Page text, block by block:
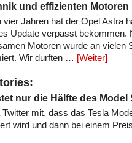
und effizienten Motoren
vier Jahren hat der Opel Astra
Update verpasst bekommen.
Motoren wurde an vielen
Wir durften … [Weiter]
nur die Hälfte des Model
mit, dass das Tesla
wird und dann bei einem